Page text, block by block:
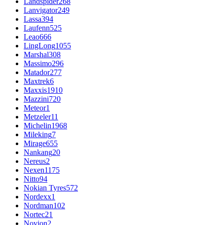
Lanvigator249
Lassa394
Laufenn525
Leao666
LingLong1055
Marshal308
Massimo296
Matador277
Maxtrek6
Maxxis1910
Mazzini720
Meteor1
Metzeler11
Michelin1968
Mileking7
Mirage655
Nankang20
Nereus2
Nexen1175
Nitto94
Nokian Tyres572
Nordexx1
Nordman102
Nortec21
Novion2